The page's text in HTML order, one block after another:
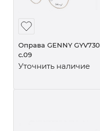
Оправа GENNY GYV730
c.09
Уточнить наличие